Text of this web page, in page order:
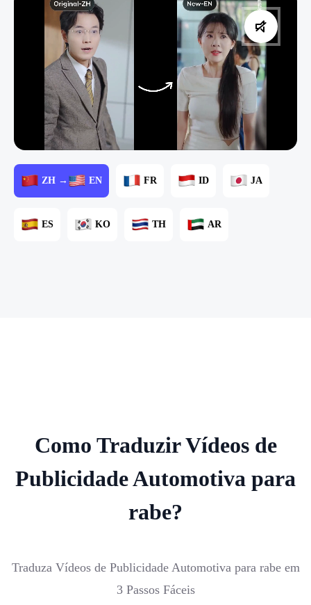
ZH → EN FR ID JA
ES KO TH AR
Como Traduzir Vídeos de
Publicidade Automotiva para
rabe?
Traduza Vídeos de Publicidade Automotiva para rabe em
3 Passos Fáceis